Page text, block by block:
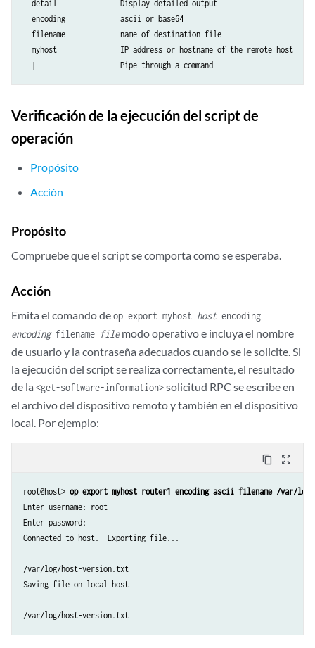
  detail               Display detailed output
  encoding             ascii or base64
  filename             name of destination file
  myhost               IP address or hostname of the remote host
  |                    Pipe through a command
Verificación de la ejecución del script de
operación
Propósito
Acción
Propósito
Compruebe que el script se comporta como se esperaba.
Acción
Emita el comando deop export myhost hostencoding
encodingfilename filemodo operativo e incluya el nombre
de usuario y la contraseña adecuados cuando se le solicite. Si
la ejecución del script se realiza correctamente, el resultado
de la <get-software-information>solicitud RPC se escribe en
el archivo del dispositivo remoto y también en el dispositivo
local. Por ejemplo:
content_copy zoom_out_map
root@host> op export myhost router1 encoding ascii filename /var/
Enter username: root
Enter password:
Connected to host.  Exporting file...
/var/log/host-version.txt
Saving file on local host